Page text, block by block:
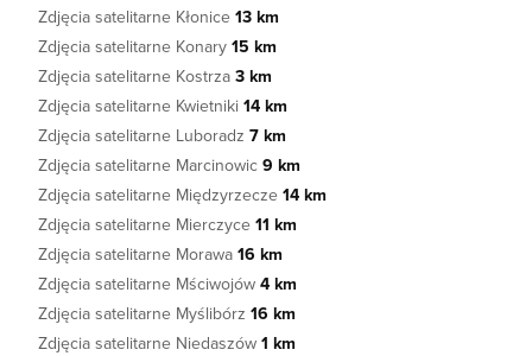
Zdjęcia satelitarne Kłonice 13 km
Zdjęcia satelitarne Konary 15 km
Zdjęcia satelitarne Kostrza 3 km
Zdjęcia satelitarne Kwietniki 14 km
Zdjęcia satelitarne Luboradz 7 km
Zdjęcia satelitarne Marcinowic 9 km
Zdjęcia satelitarne Międzyrzecze 14 km
Zdjęcia satelitarne Mierczyce 11 km
Zdjęcia satelitarne Morawa 16 km
Zdjęcia satelitarne Mściwojów 4 km
Zdjęcia satelitarne Myślibórz 16 km
Zdjęcia satelitarne Niedaszów 1 km